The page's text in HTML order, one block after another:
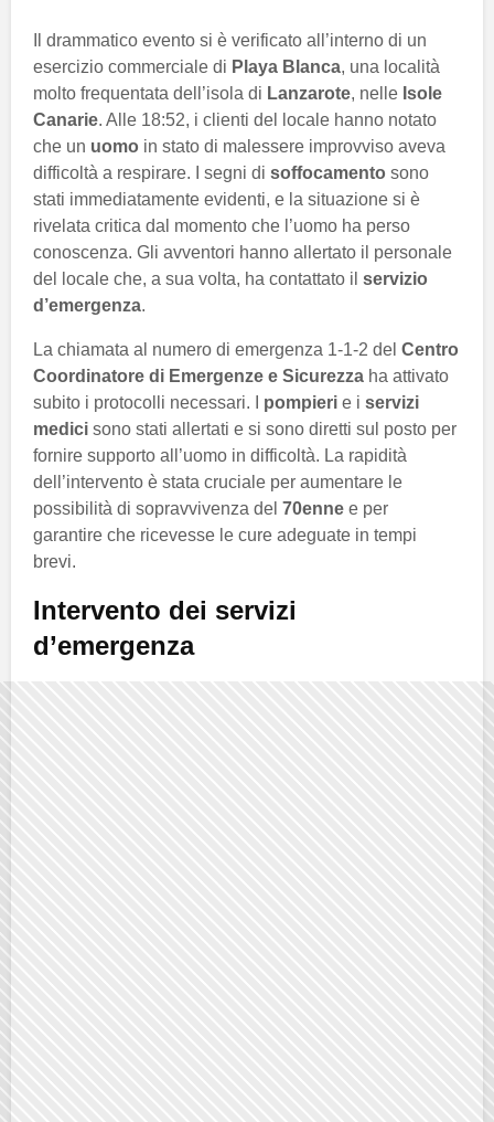
Il drammatico evento si è verificato all’interno di un
esercizio commerciale di Playa Blanca, una località
molto frequentata dell’isola di Lanzarote, nelle Isole
Canarie. Alle 18:52, i clienti del locale hanno notato
che un uomo in stato di malessere improvviso aveva
difficoltà a respirare. I segni di soffocamento sono
stati immediatamente evidenti, e la situazione si è
rivelata critica dal momento che l’uomo ha perso
conoscenza. Gli avventori hanno allertato il personale
del locale che, a sua volta, ha contattato il servizio
d’emergenza.
La chiamata al numero di emergenza 1-1-2 del Centro
Coordinatore di Emergenze e Sicurezza ha attivato
subito i protocolli necessari. I pompieri e i servizi
medici sono stati allertati e si sono diretti sul posto per
fornire supporto all’uomo in difficoltà. La rapidità
dell’intervento è stata cruciale per aumentare le
possibilità di sopravvivenza del 70enne e per
garantire che ricevesse le cure adeguate in tempi
brevi.
Intervento dei servizi
d’emergenza